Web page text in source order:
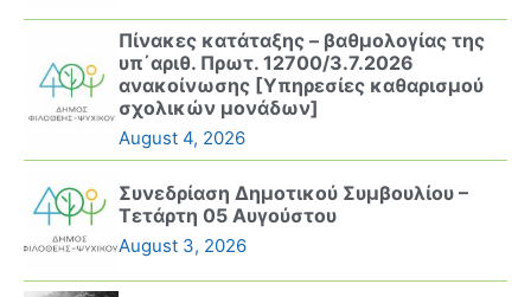
Πίνακες κατάταξης – βαθμολογίας της
υπ΄αριθ. Πρωτ. 12700/3.7.2026
ανακοίνωσης [Υπηρεσίες καθαρισμού
σχολικών μονάδων]
August 4, 2026
Συνεδρίαση Δημοτικού Συμβουλίου –
Τετάρτη 05 Αυγούστου
August 3, 2026